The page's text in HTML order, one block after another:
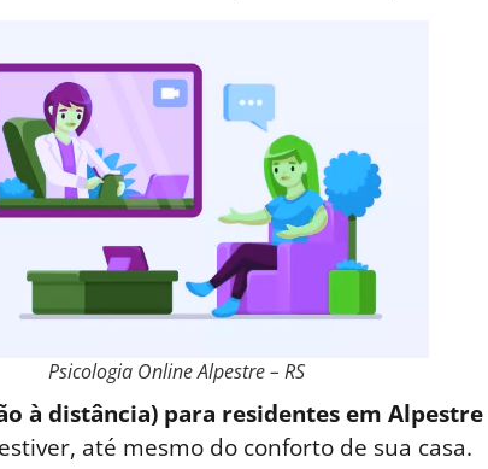
Psicologia Online Alpestre – RS
à distância) para residentes em Alpestre
até mesmo do conforto de sua casa.